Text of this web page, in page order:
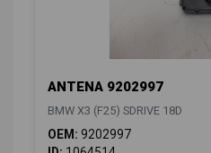
ANTENA 9202997
BMW X3 (F25) SDRIVE 18D
OEM: 9202997